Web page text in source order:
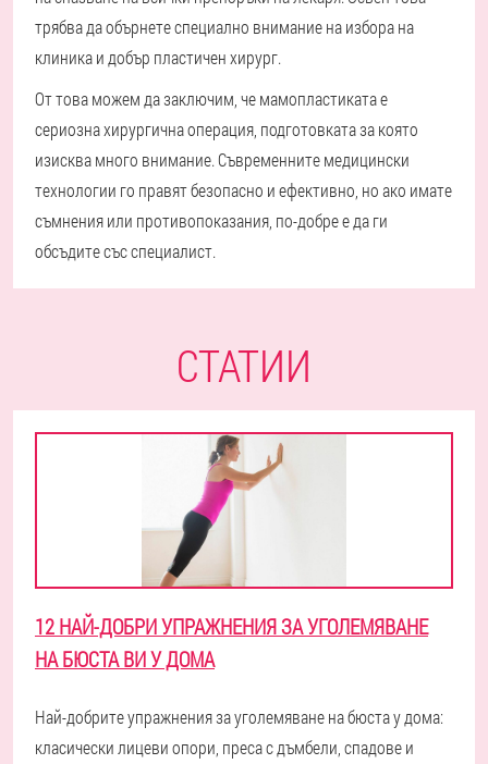
трябва да обърнете специално внимание на избора на
клиника и добър пластичен хирург.
От това можем да заключим, че мамопластиката е
сериозна хирургична операция, подготовката за която
изисква много внимание. Съвременните медицински
технологии го правят безопасно и ефективно, но ако имате
съмнения или противопоказания, по-добре е да ги
обсъдите със специалист.
СТАТИИ
12 НАЙ-ДОБРИ УПРАЖНЕНИЯ ЗА УГОЛЕМЯВАНЕ
НА БЮСТА ВИ У ДОМА
Най-добрите упражнения за уголемяване на бюста у дома:
класически лицеви опори, преса с дъмбели, спадове и